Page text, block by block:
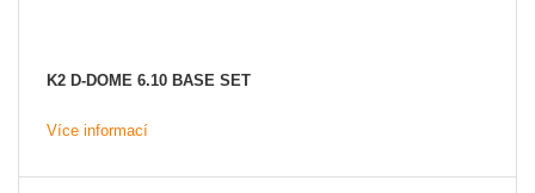
K2 D-DOME 6.10 BASE SET
Více informací